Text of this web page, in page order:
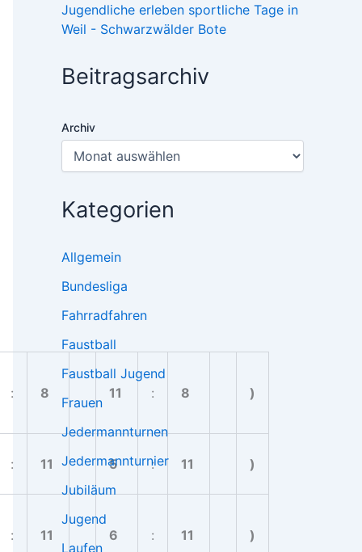
: 8 11 : 8 )
: 11 5 : 11 )
: 11 6 : 11 )
Jugendliche erleben sportliche Tage in
Weil - Schwarzwälder Bote
Beitragsarchiv
Archiv
Kategorien
Allgemein
Bundesliga
Fahrradfahren
Faustball
Faustball Jugend
Frauen
Jedermannturnen
Jedermannturnier
Jubiläum
Jugend
Laufen